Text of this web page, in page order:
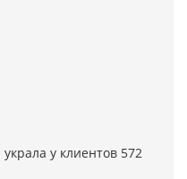
у клиентов 572